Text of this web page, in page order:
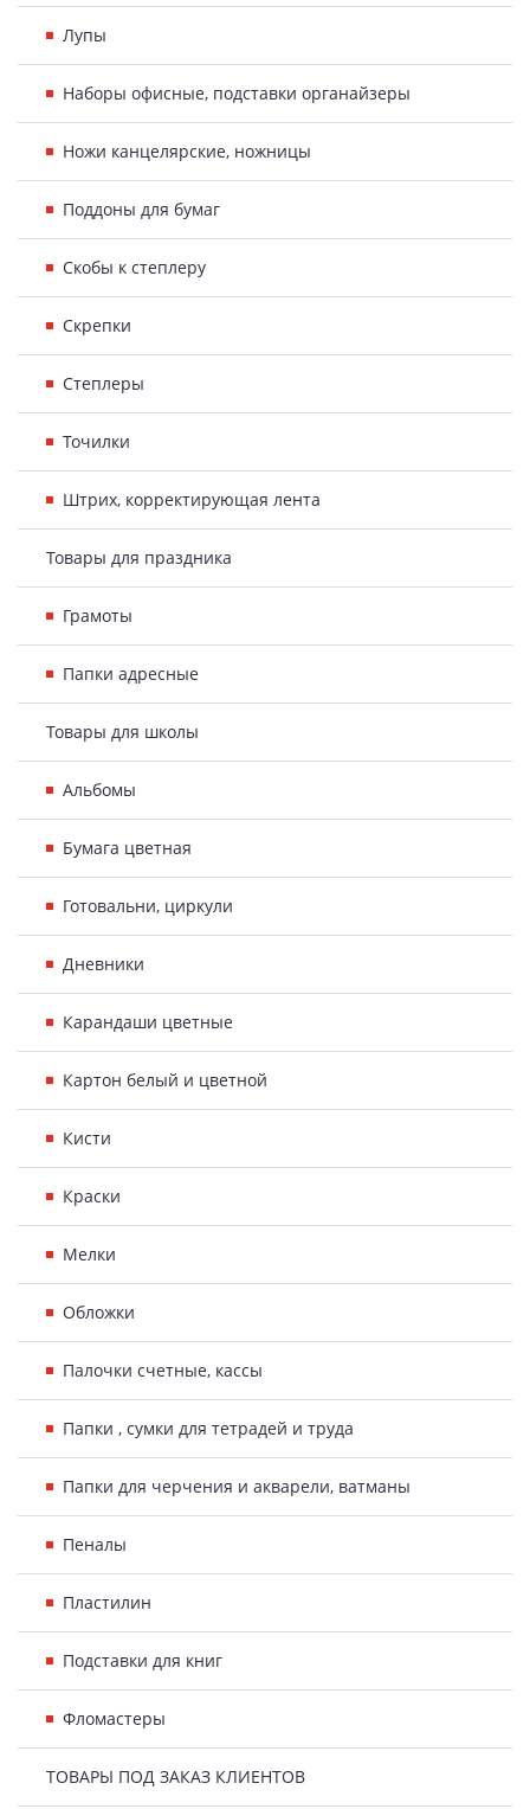
Лупы
Наборы офисные, подставки органайзеры
Ножи канцелярские, ножницы
Поддоны для бумаг
Скобы к степлеру
Скрепки
Степлеры
Точилки
Штрих, корректирующая лента
Товары для праздника
Грамоты
Папки адресные
Товары для школы
Альбомы
Бумага цветная
Готовальни, циркули
Дневники
Карандаши цветные
Картон белый и цветной
Кисти
Краски
Мелки
Обложки
Палочки счетные, кассы
Папки , сумки для тетрадей и труда
Папки для черчения и акварели, ватманы
Пеналы
Пластилин
Подставки для книг
Фломастеры
ТОВАРЫ ПОД ЗАКАЗ КЛИЕНТОВ